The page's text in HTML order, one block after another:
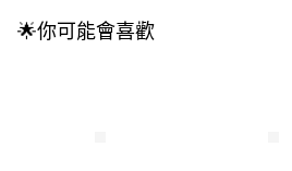
🌟你可能會喜歡